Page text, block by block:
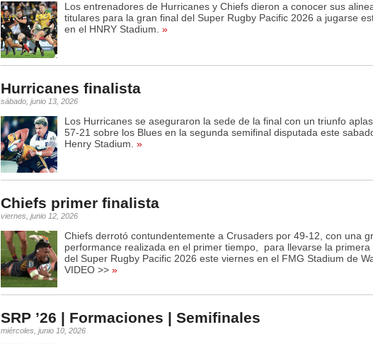
Los entrenadores de Hurricanes y Chiefs dieron a conocer sus
titulares para la gran final del Super Rugby Pacific 2026 a jugarse
en el HNRY Stadium. »
Hurricanes finalista
sábado, junio 13, 2026
Los Hurricanes se aseguraron la sede de la final con un triunfo
57-21 sobre los Blues en la segunda semifinal disputada este
Henry Stadium. »
Chiefs primer finalista
viernes, junio 12, 2026
Chiefs derrotó contundentemente a Crusaders por 49-12, con una
performance realizada en el primer tiempo, para llevarse la primera
del Super Rugby Pacific 2026 este viernes en el FMG Stadium de
VIDEO >> »
SRP ’26 | Formaciones | Semifinales
miércoles, junio 10, 2026